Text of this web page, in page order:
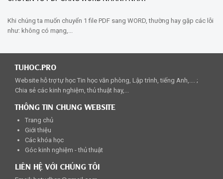
Khi chúng ta muốn chuyển 1 file PDF sang WORD, thường hay gặp các lỗi
như: không có mạng,...
TUHOC.PRO
Website hỗ trợ tự học Tin học văn phòng, Lập trình, tiếng Anh,.... ;
Chia sẻ các kinh nghiệm, thủ thuật hay,...
THÔNG TIN CHUNG WEBSITE
Trang chủ
Giới thiệu
Các khóa học
Góc kinh nghiệm - thủ thuật
LIÊN HỆ VỚI CHÚNG TÔI